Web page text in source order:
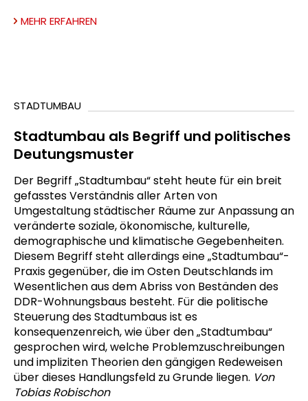
MEHR ERFAHREN
STADTUMBAU
Stadtumbau als Begriff und politisches
Deutungsmuster
Der Begriff „Stadtumbau“ steht heute für ein breit
gefasstes Verständnis aller Arten von
Umgestaltung städtischer Räume zur Anpassung an
veränderte soziale, ökonomische, kulturelle,
demographische und klimatische Gegebenheiten.
Diesem Begriff steht allerdings eine „Stadtumbau“-
Praxis gegenüber, die im Osten Deutschlands im
Wesentlichen aus dem Abriss von Beständen des
DDR-Wohnungsbaus besteht. Für die politische
Steuerung des Stadtumbaus ist es
konsequenzenreich, wie über den „Stadtumbau“
gesprochen wird, welche Problemzuschreibungen
und impliziten Theorien den gängigen Redeweisen
über dieses Handlungsfeld zu Grunde liegen. Von
Tobias Robischon